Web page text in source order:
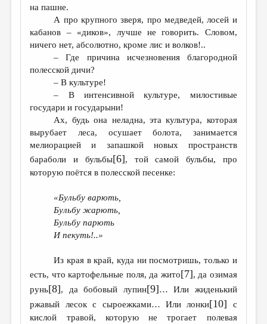
на пашне.
А про крупного зверя, про медведей, лосей и
кабанов – «диков», лучше не говорить. Словом,
ничего нет, абсолютно, кроме лис и волков!..
– Где причина исчезновения благородной
полесской дичи?
– В культуре!
– В интенсивной культуре, милостивые
государи и государыни!
Ах, будь она неладна, эта культура, которая
вырубает леса, осушает болота, занимается
мелиорацией и запашкой новых пространств
бараболи и бульбы[6], той самой бульбы, про
которую поётся в полесской песенке:
«Бульбу варють,
Бульбу жарють,
Бульбу парють
И пекуть!..»
Из края в край, куда ни посмотришь, только и
есть, что картофельные поля, да жито[7], да озимая
рунь[8], да бобовый лупин[9]… Или жиденький
ржавый лесок с сыроежками… Или лонки[10] с
кислой травой, которую не трогает полевая